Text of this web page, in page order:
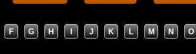
F G H I J K L M N O